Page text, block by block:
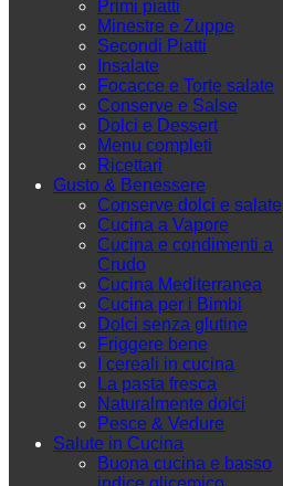
Primi piatti
Minestre e Zuppe
Secondi Piatti
Insalate
Focacce e Torte salate
Conserve e Salse
Dolci e Dessert
Menu completi
Ricettari
Gusto & Benessere
Conserve dolci e salate
Cucina a Vapore
Cucina e condimenti a
Crudo
Cucina Mediterranea
Cucina per i Bimbi
Dolci senza glutine
Friggere bene
I cereali in cucina
La pasta fresca
Naturalmente dolci
Pesce & Vedure
Salute in Cucina
Buona cucina e basso